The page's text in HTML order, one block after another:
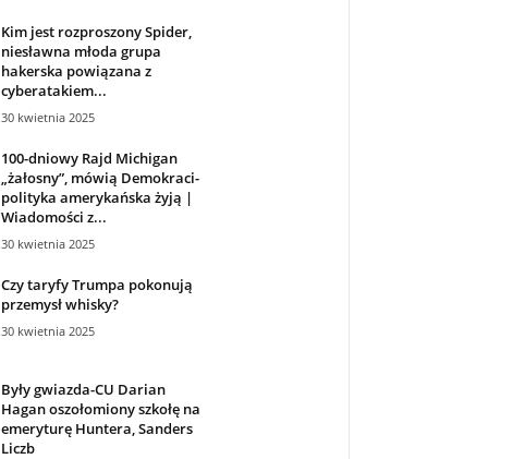
Kim jest rozproszony Spider,
niesławna młoda grupa
hakerska powiązana z
cyberatakiem...
30 kwietnia 2025
100-dniowy Rajd Michigan
„żałosny”, mówią Demokraci-
polityka amerykańska żyją |
Wiadomości z...
30 kwietnia 2025
Czy taryfy Trumpa pokonują
przemysł whisky?
30 kwietnia 2025
Były gwiazda-CU Darian
Hagan oszołomiony szkołę na
emeryturę Huntera, Sanders
Liczb